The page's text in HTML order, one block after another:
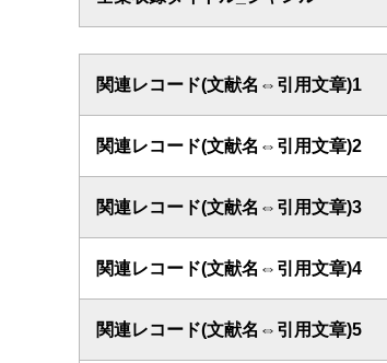
関連レコード(文献名⇔引用文章)1
関連レコード(文献名⇔引用文章)2
関連レコード(文献名⇔引用文章)3
関連レコード(文献名⇔引用文章)4
関連レコード(文献名⇔引用文章)5